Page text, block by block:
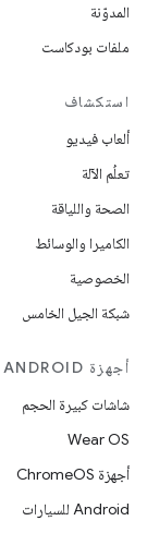
المدوّنة
ملفات بودكاست
استكشاف
ألعاب فيديو
تعلُم الآلة
الصحة واللياقة
الكاميرا والوسائط
الخصوصية
شبكة الجيل الخامس
أجهزة ANDROID
شاشات كبيرة الحجم
Wear OS
أجهزة ChromeOS
Android للسيارات